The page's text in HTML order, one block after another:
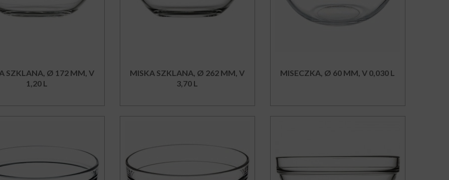
SZKLANA, Ø 172 MM, V
1,20 L
MISKA SZKLANA, Ø 262 MM, V
3,70 L
MISECZKA, Ø 60 MM, V 0,030 L